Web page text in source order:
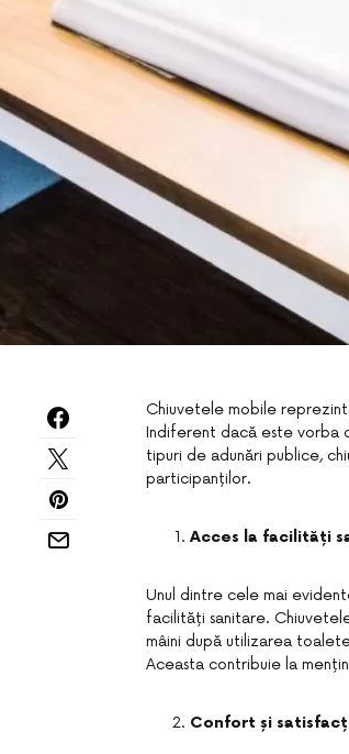
Chiuvetele mobile
Indiferent dacă este vorba
tipuri de adunări publice,
participanților.
Acces la facilități
Unul dintre cele mai
facilități sanitare.
mâini după utilizarea
Aceasta contribuie la
Confort și